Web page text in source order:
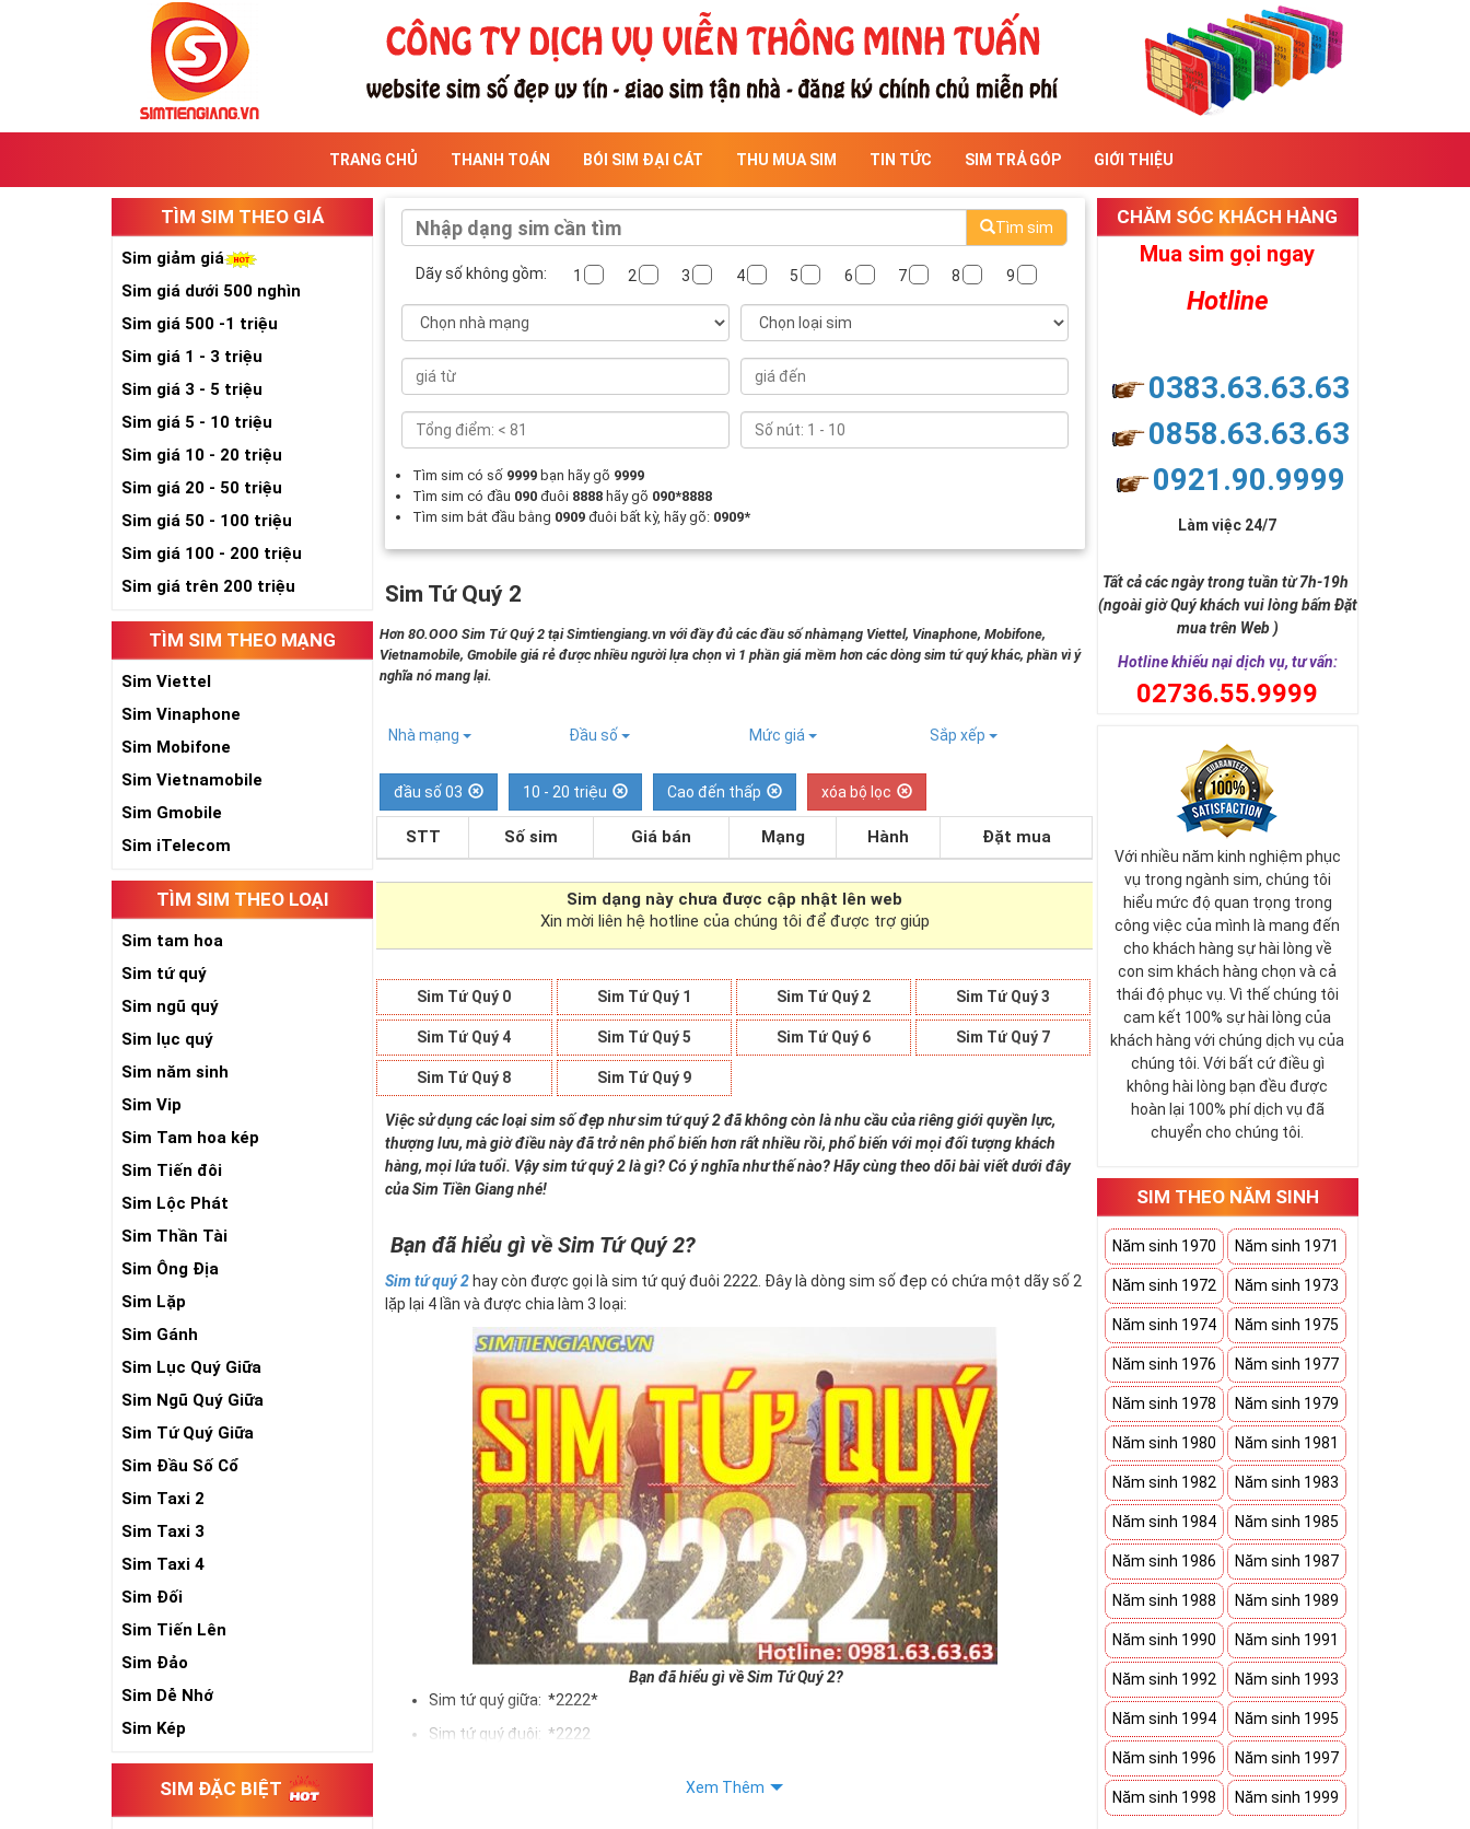
TRANG CHỦ THANH TOÁN BÓI SIM ĐẠI CÁT THU MUA SIM TIN TỨC SIM TRẢ GÓP GIỚI THIỆU
TÌM SIM THEO GIÁ
Sim giảm giá
Sim giá dưới 500 nghìn
Sim giá 500 -1 triệu
Sim giá 1 - 3 triệu
Sim giá 3 - 5 triệu
Sim giá 5 - 10 triệu
Sim giá 10 - 20 triệu
Sim giá 20 - 50 triệu
Sim giá 50 - 100 triệu
Sim giá 100 - 200 triệu
Sim giá trên 200 triệu
TÌM SIM THEO MẠNG
Sim Viettel
Sim Vinaphone
Sim Mobifone
Sim Vietnamobile
Sim Gmobile
Sim iTelecom
TÌM SIM THEO LOẠI
Sim tam hoa
Sim tứ quý
Sim ngũ quý
Sim lục quý
Sim năm sinh
Sim Vip
Sim Tam hoa kép
Sim Tiến đôi
Sim Lộc Phát
Sim Thần Tài
Sim Ông Địa
Sim Lặp
Sim Gánh
Sim Lục Quý Giữa
Sim Ngũ Quý Giữa
Sim Tứ Quý Giữa
Sim Đầu Số Cổ
Sim Taxi 2
Sim Taxi 3
Sim Taxi 4
Sim Đối
Sim Tiến Lên
Sim Đảo
Sim Dễ Nhớ
Sim Kép
SIM ĐẶC BIỆT
Tìm sim
Dãy số không gồm: 1 2 3 4 5 6 7 8 9
Tìm sim có số 9999 bạn hãy gõ 9999
Tìm sim có đầu 090đuôi 8888 hãy gõ 090*8888
Tìm sim bắt đầu bằng 0909 đuôi bất kỳ, hãy gõ: 0909*
Sim Tứ Quý 2
Hơn 8O.OOO Sim Tứ Quý 2 tại Simtiengiang.vn với đầy đủ các đầu số nhàmạng Viettel, Vinaphone, Mobifone,
Vietnamobile, Gmobile giá rẻ được nhiều người lựa chọn vì 1 phần giá mềm hơn các dòng sim tứ quý khác, phần vì ý
nghĩa nó mang lại.
Nhà mạng Đầu số Mức giá Sắp xếp
đầu số 03 10 - 20 triệu Cao đến thấp xóa bộ lọc
STT Số sim Giá bán Mạng Hành Đặt mua
Sim dạng này chưa được cập nhật lên web
Xin mời liên hệ hotline của chúng tôi để được trợ giúp
Sim Tứ Quý 0 Sim Tứ Quý 1 Sim Tứ Quý 2 Sim Tứ Quý 3
Sim Tứ Quý 4 Sim Tứ Quý 5 Sim Tứ Quý 6 Sim Tứ Quý 7
Sim Tứ Quý 8 Sim Tứ Quý 9
Việc sử dụng các loại sim số đẹp như sim tứ quý 2 đã không còn là nhu cầu của riêng giới quyền lực,
thượng lưu, mà giờ điều này đã trở nên phổ biến hơn rất nhiều rồi, phổ biến với mọi đối tượng khách
hàng, mọi lứa tuổi. Vậy sim tứ quý 2 là gì? Có ý nghĩa như thế nào? Hãy cùng theo dõi bài viết dưới đây
của Sim Tiền Giang nhé!
Bạn đã hiểu gì về Sim Tứ Quý 2?
Sim tứ quý 2 hay còn được gọi là sim tứ quý đuôi 2222. Đây là dòng sim số đẹp có chứa một dãy số 2
lặp lại 4 lần và được chia làm 3 loại:
Bạn đã hiểu gì về Sim Tứ Quý 2?
Sim tứ quý giữa: *2222*
Sim tứ quý đuôi: *2222
Xem Thêm
CHĂM SÓC KHÁCH HÀNG
Mua sim gọi ngay
Hotline
0383.63.63.63
0858.63.63.63
0921.90.9999
Làm việc 24/7
Tất cả các ngày trong tuần từ 7h-19h
(ngoài giờ Quý khách vui lòng bấm Đặt
mua trên Web )
Hotline khiếu nại dịch vụ, tư vấn:
02736.55.9999
Với nhiều năm kinh nghiệm phục
vụ trong ngành sim, chúng tôi
hiểu mức độ quan trọng trong
công việc của mình là mang đến
cho khách hàng sự hài lòng về
con sim khách hàng chọn và cả
thái độ phục vụ. Vì thế chúng tôi
cam kết 100% sự hài lòng của
khách hàng với chúng dịch vụ của
chúng tôi. Với bất cứ điều gì
không hài lòng bạn đều được
hoàn lại 100% phí dịch vụ đã
chuyển cho chúng tôi.
SIM THEO NĂM SINH
Năm sinh 1970 Năm sinh 1971
Năm sinh 1972 Năm sinh 1973
Năm sinh 1974 Năm sinh 1975
Năm sinh 1976 Năm sinh 1977
Năm sinh 1978 Năm sinh 1979
Năm sinh 1980 Năm sinh 1981
Năm sinh 1982 Năm sinh 1983
Năm sinh 1984 Năm sinh 1985
Năm sinh 1986 Năm sinh 1987
Năm sinh 1988 Năm sinh 1989
Năm sinh 1990 Năm sinh 1991
Năm sinh 1992 Năm sinh 1993
Năm sinh 1994 Năm sinh 1995
Năm sinh 1996 Năm sinh 1997
Năm sinh 1998 Năm sinh 1999